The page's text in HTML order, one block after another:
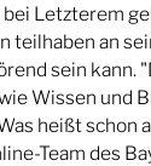
Letzterem
teilhaben an
sein kann.
Wissen und
heißt schon
Team des